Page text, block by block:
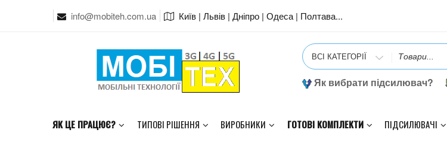
info@mobiteh.com.ua Київ | Львів | Дніпро | Одеса | Полтава...
Search
for
Як вибрати підсилювач?
ЯК ЦЕ ПРАЦЮЄ? ТИПОВІ РІШЕННЯ ВИРОБНИКИ ГОТОВІ КОМПЛЕКТИ ПІДСИЛЮВАЧІ